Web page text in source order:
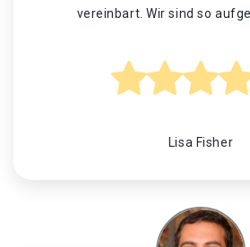
vereinbart. Wir sind so
Lisa Fisher